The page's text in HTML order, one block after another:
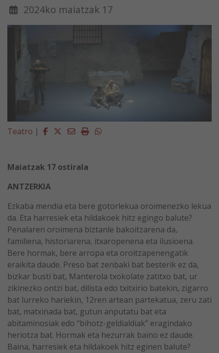
2024ko maiatzak 17
Teatro | Facebook
Twitter
EmailImprimirWhatsapp
Maiatzak 17 ostirala
ANTZERKIA
Ezkaba mendia eta bere gotorlekua oroimenezko lekua
da. Eta harresiek eta hildakoek hitz egingo balute?
Penalaren oroimena biztanle bakoitzarena da,
familiena, historiarena, itxaropenena eta ilusioena.
Bere hormak, bere arropa eta oroitzapenengatik
eraikita daude. Preso bat zenbaki bat besterik ez da,
bizkar busti bat, Manterola txokolate zatitxo bat, ur
zikinezko ontzi bat, dilista edo txitxirio batekin, zigarro
bat lurreko hariekin, 12ren artean partekatua, zeru zati
bat, matxinada bat, gutun anputatu bat eta
abitaminosiak edo “bihotz-geldialdiak” eragindako
heriotza bat. Hormak eta hezurrak baino ez daude.
Baina, harresiek eta hildakoek hitz eginen balute?